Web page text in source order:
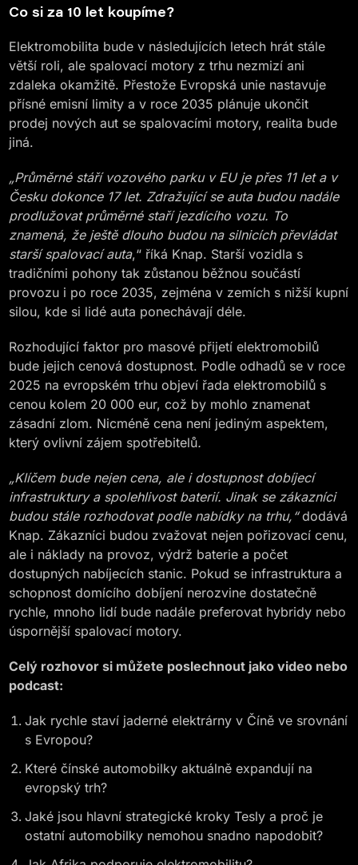
Co si za 10 let koupíme?
Elektromobilita bude v následujících letech hrát stále
větší roli, ale spalovací motory z trhu nezmizí ani
zdaleka okamžitě. Přestože Evropská unie nastavuje
přísné emisní limity a v roce 2035 plánuje ukončit
prodej nových aut se spalovacími motory, realita bude
jiná.
„Průměrné stáří vozového parku v EU je přes 11 let a v
Česku dokonce 17 let. Zdražující se auta budou nadále
prodlužovat průměrné staří jezdícího vozu. To
znamená, že ještě dlouho budou na silnicích převládat
starší spalovací auta,“ říká Knap. Starší vozidla s
tradičními pohony tak zůstanou běžnou součástí
provozu i po roce 2035, zejména v zemích s nižší kupní
silou, kde si lidé auta ponechávají déle.
Rozhodující faktor pro masové přijetí elektromobilů
bude jejich cenová dostupnost. Podle odhadů se v roce
2025 na evropském trhu objeví řada elektromobilů s
cenou kolem 20 000 eur, což by mohlo znamenat
zásadní zlom. Nicméně cena není jediným aspektem,
který ovlivní zájem spotřebitelů.
„Klíčem bude nejen cena, ale i dostupnost dobíjecí
infrastruktury a spolehlivost baterií. Jinak se zákazníci
budou stále rozhodovat podle nabídky na trhu,“dodává
Knap. Zákazníci budou zvažovat nejen pořizovací cenu,
ale i náklady na provoz, výdrž baterie a počet
dostupných nabíjecích stanic. Pokud se infrastruktura a
schopnost domícího dobíjení nerozvine dostatečně
rychle, mnoho lidí bude nadále preferovat hybridy nebo
úspornější spalovací motory.
Celý rozhovor si můžete poslechnout jako video nebo
podcast:
Jak rychle staví jaderné elektrárny v Číně ve srovnání
s Evropou?
Které čínské automobilky aktuálně expandují na
evropský trh?
Jaké jsou hlavní strategické kroky Tesly a proč je
ostatní automobilky nemohou snadno napodobit?